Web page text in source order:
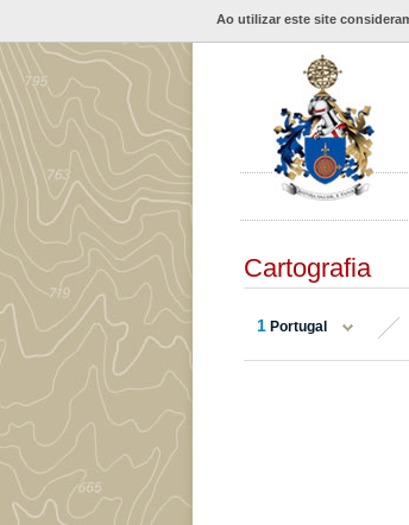
Ao utilizar este site
Cartografia
1 Portugal